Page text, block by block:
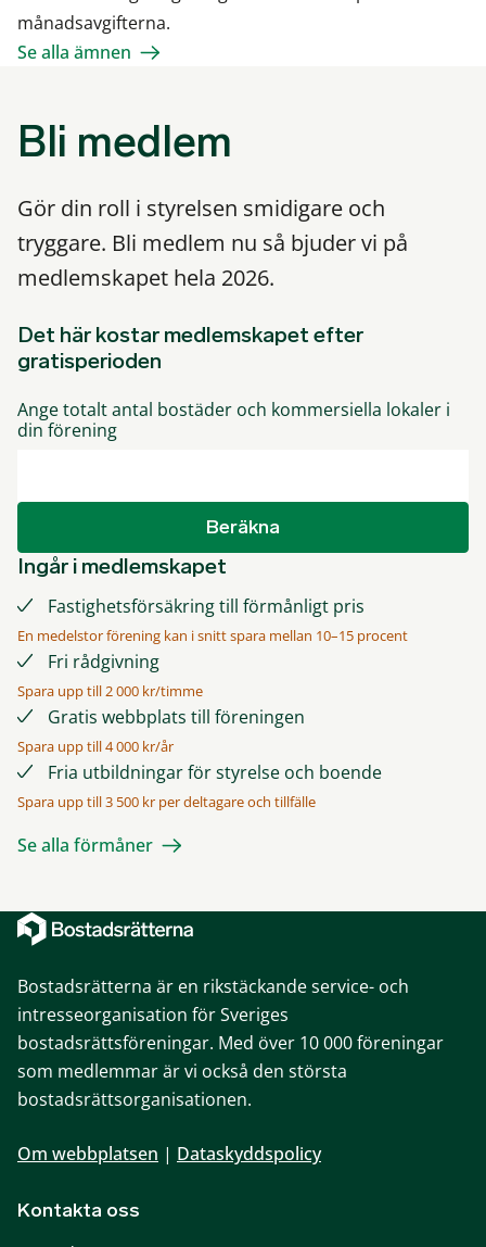
månadsavgifterna.
Se alla ämnen
Bli medlem
Gör din roll i styrelsen smidigare och
tryggare. Bli medlem nu så bjuder vi på
medlemskapet hela 2026.
Det här kostar medlemskapet efter
gratisperioden
Ange totalt antal bostäder och kommersiella lokaler i
din förening
Beräkna
Ingår i medlemskapet
Fastighetsförsäkring till förmånligt pris
En medelstor förening kan i snitt spara mellan 10–15 procent
Fri rådgivning
Spara upp till 2 000 kr/timme
Gratis webbplats till föreningen
Spara upp till 4 000 kr/år
Fria utbildningar för styrelse och boende
Spara upp till 3 500 kr per deltagare och tillfälle
Se alla förmåner
Bostadsrätterna är en rikstäckande service- och
intresseorganisation för Sveriges
bostadsrättsföreningar. Med över 10 000 föreningar
som medlemmar är vi också den största
bostadsrättsorganisationen.
Om webbplatsen | Dataskyddspolicy
Kontakta oss